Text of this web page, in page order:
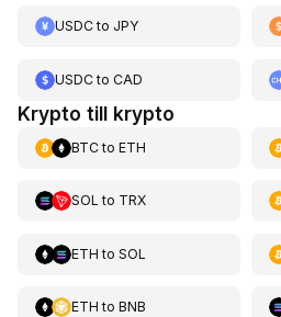
USDCto JPY
USDCto CAD
Krypto till krypto
BTCto ETH
SOL to TRX
ETH to SOL
ETH to BNB